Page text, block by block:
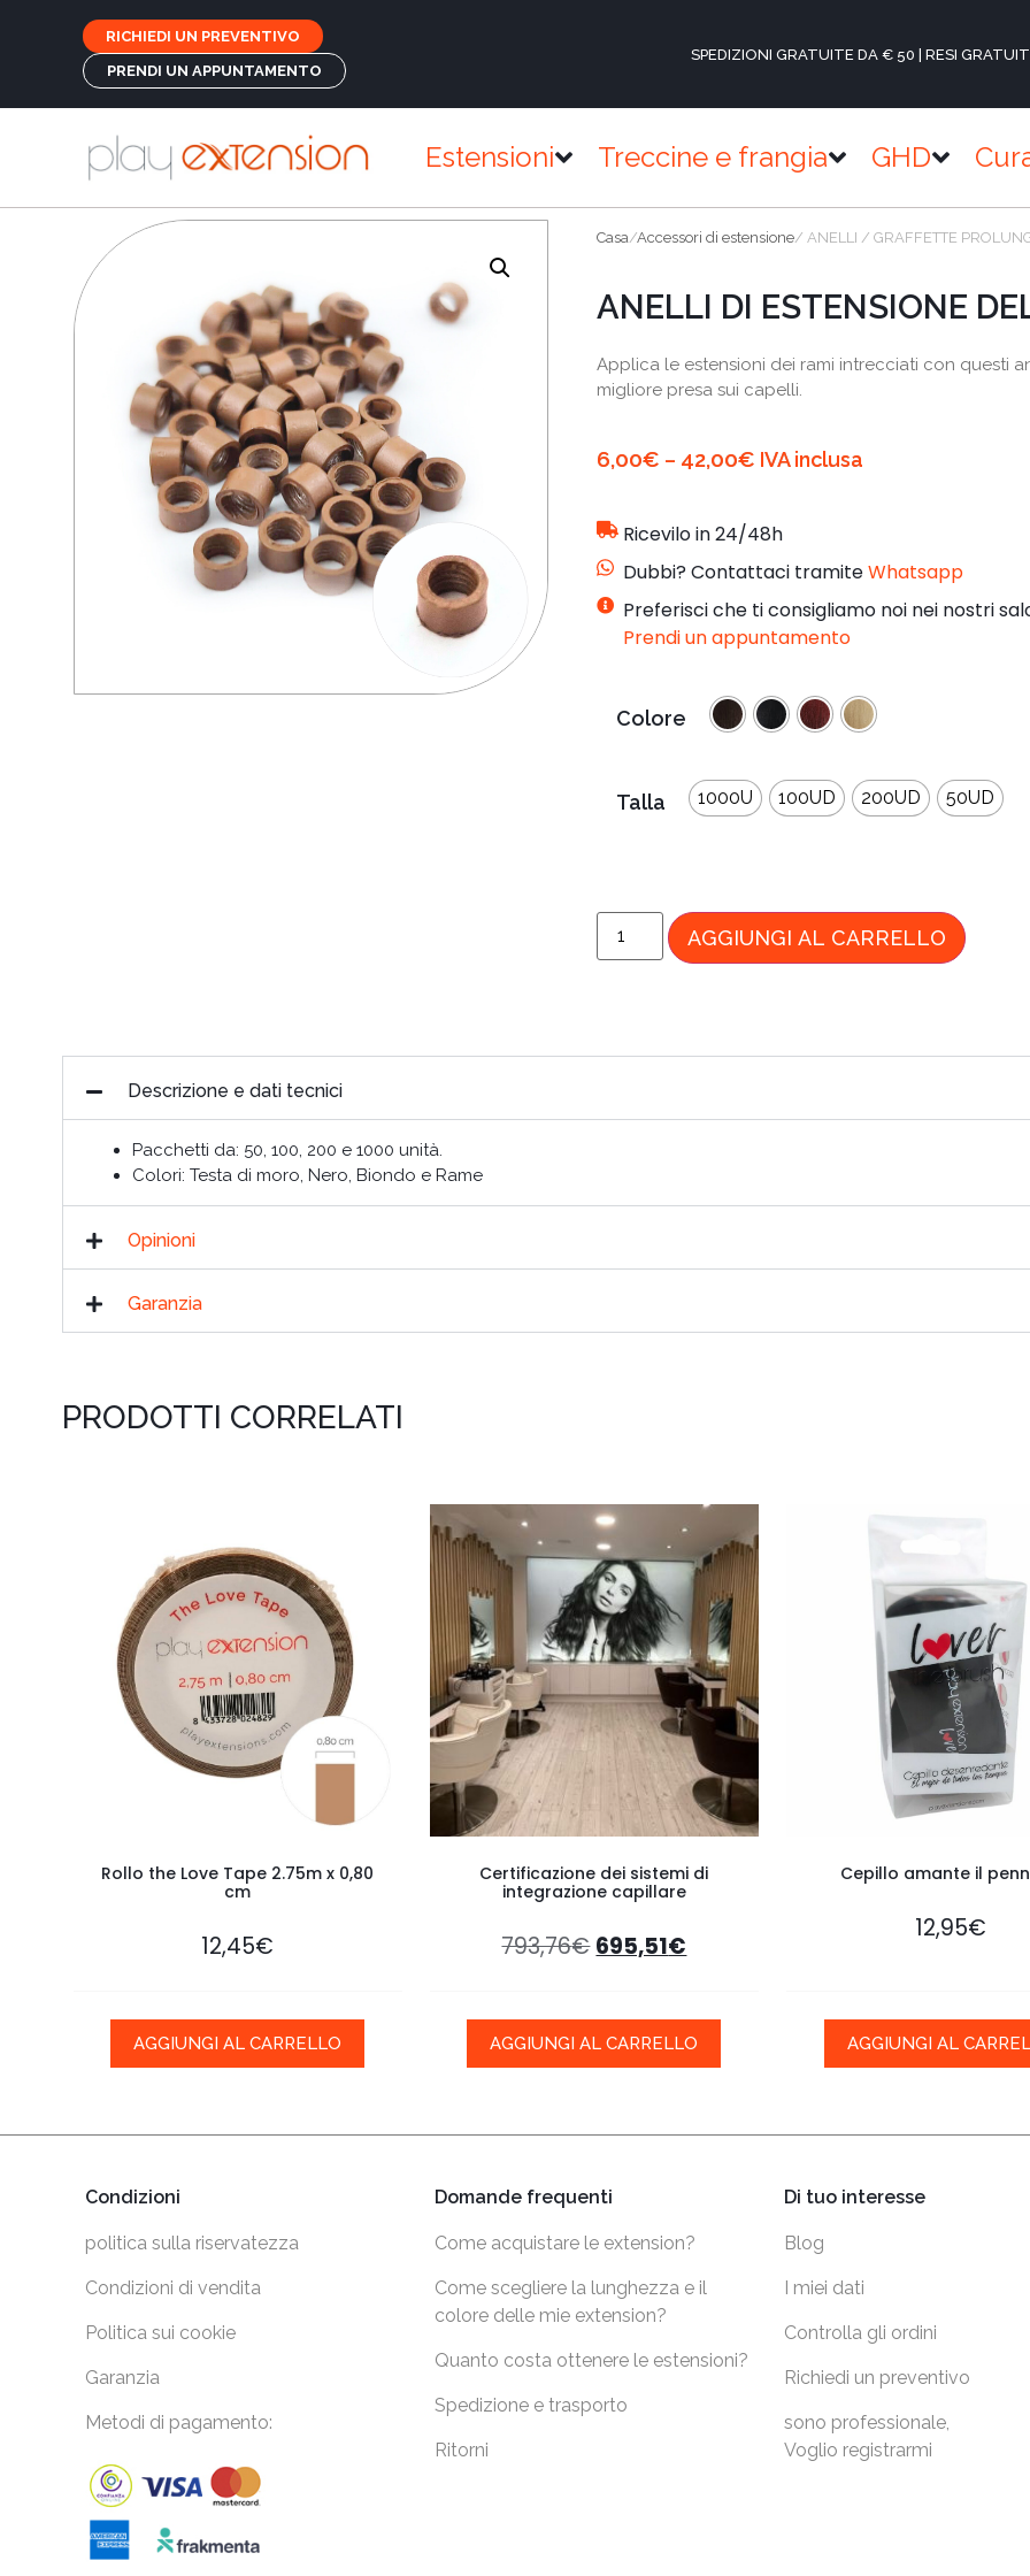
RICHIEDI UN PREVENTIVO
PRENDI UN APPUNTAMENTO
SPEDIZIONI GRATUITE DA € 50 | RESI
Estensioni Treccine e frangia GHD
Casa/Accessori di estensione/ ANELLI / GRAFFETTE
ANELLI DI ESTENSIONE
Applica le estensioni dei rami intrecciati con questi
migliore presa sui capelli.
6,00€ – 42,00€ IVA inclusa
Ricevilo in 24/48h
Dubbi? Contattaci tramiteWhatsapp
Preferisci che ti consigliamo noi nei nostri
Prendi un appuntamento
Colore
Talla 1000U 100UD 200UD 50UD
AGGIUNGI AL CARRELLO
Descrizione e dati tecnici
Pacchetti da: 50, 100, 200 e 1000 unità.
Colori: Testa di moro, Nero, Biondo e Rame
Opinioni
Garanzia
PRODOTTI CORRELATI
Rollo the Love Tape 2.75m x 0,80
cm
12,45€
AGGIUNGI AL CARRELLO
Certificazione dei sistemi di
integrazione capillare
793,76€ 695,51€
AGGIUNGI AL CARRELLO
Cepillo amante il
12,95€
AGGIUNGI AL
Condizioni
politica sulla riservatezza
Condizioni di vendita
Politica sui cookie
Garanzia
Metodi di pagamento:
Domande frequenti
Come acquistare le extension?
Come scegliere la lunghezza e il
colore delle mie extension?
Quanto costa ottenere le estensioni?
Spedizione e trasporto
Ritorni
Di tuo interesse
Blog
I miei dati
Controlla gli ordini
Richiedi un preventivo
sono professionale,
Voglio registrarmi